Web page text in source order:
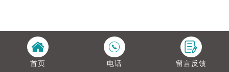
首页 电话 留言反馈